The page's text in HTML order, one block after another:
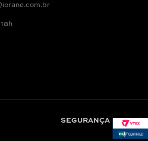
SEGURANÇA